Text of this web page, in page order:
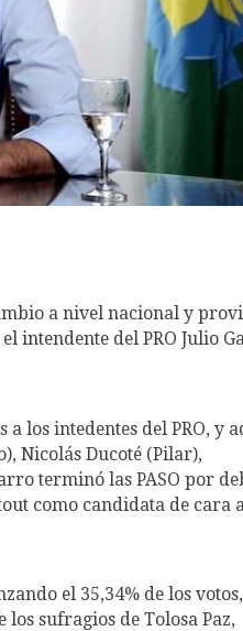
a nivel nacional y
intendente del PRO Julio
los intedentes del PRO, y
Nicolás Ducoté (Pilar),
terminó las PASO por
como candidata de cara
el 35,34% de los votos,
sufragios de Tolosa Paz,